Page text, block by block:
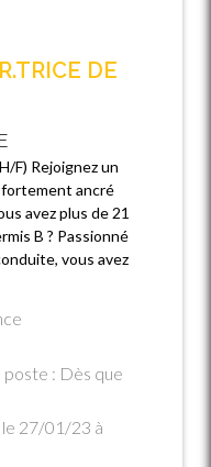
DE
F) Rejoignez un
ancré
avez plus de 21
B ? Passionné
vous avez
: Dès que
27/01/23 à